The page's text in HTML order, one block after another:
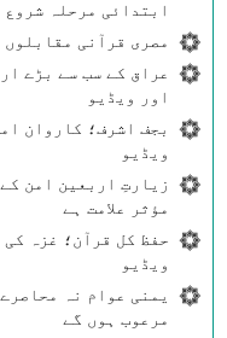
ابتدائی مرحلہ شروع
مصری قرآنی
عراق کے سب سے بڑے
اور ویڈیو
بجف اشرف؛ کاروان
ویڈیو
زیارتِ اربعین امن
مؤثر علامت ہے
حفظ کل قرآن؛ غزہ
ویڈیو
یمنی عوام نہ
مرعوب ہوں گے